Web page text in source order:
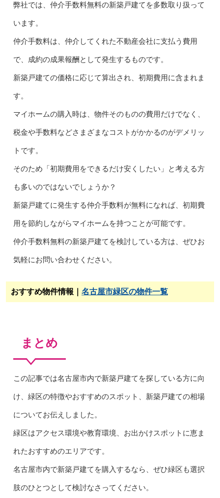
弊社では、仲介手数料無料の新築戸建てを多数取り扱って
います。
仲介手数料は、仲介してくれた不動産会社に支払う費用
で、成約の成果報酬として発生するものです。
新築戸建ての価格に応じて算出され、初期費用に含まれま
す。
マイホームの購入時は、物件そのものの費用だけでなく、
税金や手数料などさまざまなコストがかかるのがデメリッ
トです。
そのため「初期費用をできるだけ安くしたい」と考える方
も多いのではないでしょうか？
新築戸建てに発生する仲介手数料が無料になれば、初期費
用を節約しながらマイホームを持つことが可能です。
仲介手数料無料の新築戸建てを検討している方は、ぜひお
気軽にお問い合わせください。
おすすめ物件情報｜ 名古屋市緑区の物件一覧
まとめ
この記事では名古屋市内で新築戸建てを探している方に向
け、緑区の特徴やおすすめのスポット、新築戸建ての相場
についてお伝えしました。
緑区はアクセス環境や教育環境、お出かけスポットに恵ま
れたおすすめのエリアです。
名古屋市内で新築戸建てを購入するなら、ぜひ緑区も選択
肢のひとつとして検討なさってください。